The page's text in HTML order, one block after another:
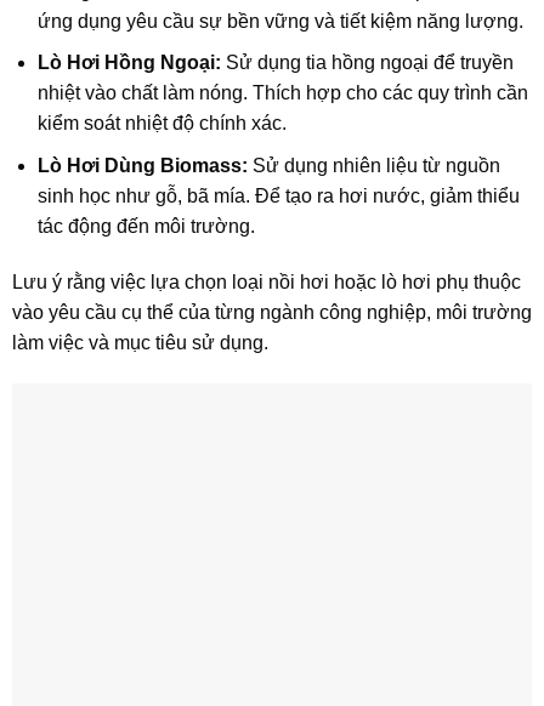
ứng dụng yêu cầu sự bền vững và tiết kiệm năng lượng.
Lò Hơi Hồng Ngoại: Sử dụng tia hồng ngoại để truyền
nhiệt vào chất làm nóng. Thích hợp cho các quy trình cần
kiểm soát nhiệt độ chính xác.
Lò Hơi Dùng Biomass: Sử dụng nhiên liệu từ nguồn
sinh học như gỗ, bã mía. Để tạo ra hơi nước, giảm thiểu
tác động đến môi trường.
Lưu ý rằng việc lựa chọn loại nồi hơi hoặc lò hơi phụ thuộc
vào yêu cầu cụ thể của từng ngành công nghiệp, môi trường
làm việc và mục tiêu sử dụng.